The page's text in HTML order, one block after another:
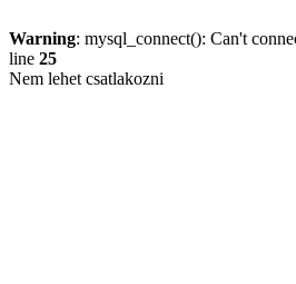
Warning: mysql_connect(): Can't
line 25
Nem lehet csatlakozni